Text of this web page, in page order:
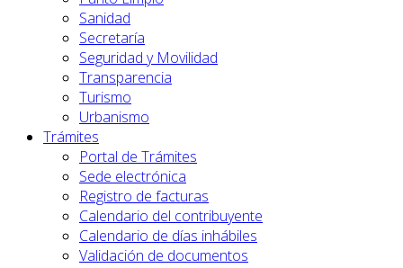
Sanidad
Secretaría
Seguridad y Movilidad
Transparencia
Turismo
Urbanismo
Trámites
Portal de Trámites
Sede electrónica
Registro de facturas
Calendario del contribuyente
Calendario de días inhábiles
Validación de documentos